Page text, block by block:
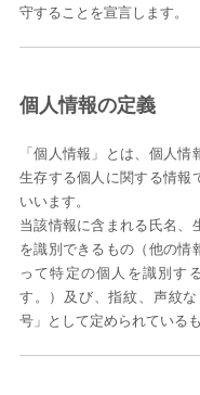
守することを宣言します。
個人情報の定義
「個人情報」とは、個人情
生存する個人に関する情報
いいます。
当該情報に含まれる氏名、
を識別できるもの（他の情
って特定の個人を識別す
す。）及び、指紋、声紋
号」として定められている